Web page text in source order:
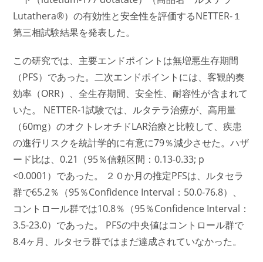
Lutathera®）の有効性と安全性を評価するNETTER-１
第三相試験結果を発表した。
この研究では、主要エンドポイントは無増悪生存期間
（PFS）であった。二次エンドポイントには、客観的奏
効率（ORR）、全生存期間、安全性、耐容性が含まれて
いた。 NETTER-1試験では、ルタテラ治療が、高用量
（60mg）のオクトレオチドLAR治療と比較して、疾患
の進行リスクを統計学的に有意に79％減少させた。ハザ
ード比は、0.21（95％信頼区間：0.13-0.33; p
<0.0001）であった。 ２０か月の推定PFSは、ルタセラ
群で65.2％（95％Confidence Interval：50.0-76.8）、
コントロール群では10.8％（95％Confidence Interval：
3.5-23.0）であった。 PFSの中央値はコントロール群で
8.4ヶ月、ルタセラ群ではまだ達成されていなかった。